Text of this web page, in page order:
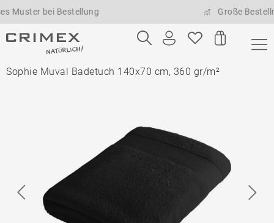
bei Bestellung Große
Sophie Muval Badetuch 140x70 cm, 360 gr/m²